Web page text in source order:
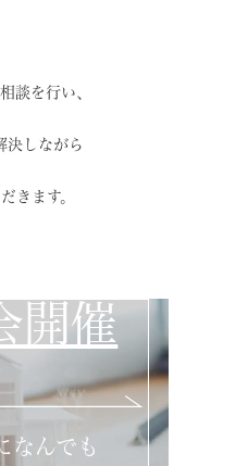
談を行い、
決しながら
きます。
開催
なんでも